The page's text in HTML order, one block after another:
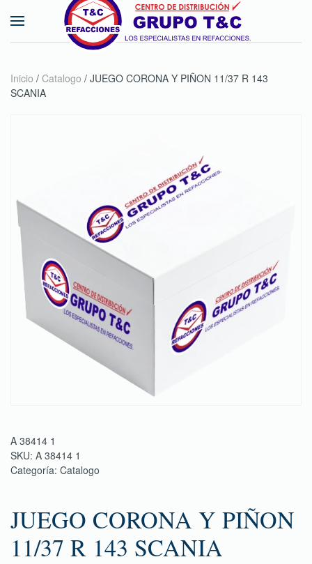
Skip to main content
Inicio / Catalogo / JUEGO CORONA Y PIÑON 11/37 R 143
SCANIA
A 38414 1
SKU: A 38414 1
Categoría: Catalogo
JUEGO CORONA Y PIÑON
11/37 R 143 SCANIA